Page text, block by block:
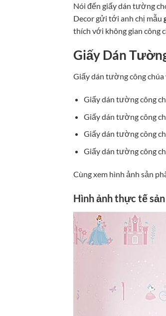
Nói đến giấy dán tường
Decor gửi tới anh chị mẫu
thích với không gian công
Giấy Dán
Giấy dán tường công chúa
Giấy dán tường công
Giấy dán tường công
Giấy dán tường công
Giấy dán tường công
Cùng xem hình ảnh sản
Hình ảnh thực tế